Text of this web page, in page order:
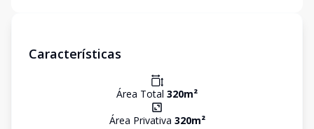
Características
Área Total 320m²
Área Privativa 320m²